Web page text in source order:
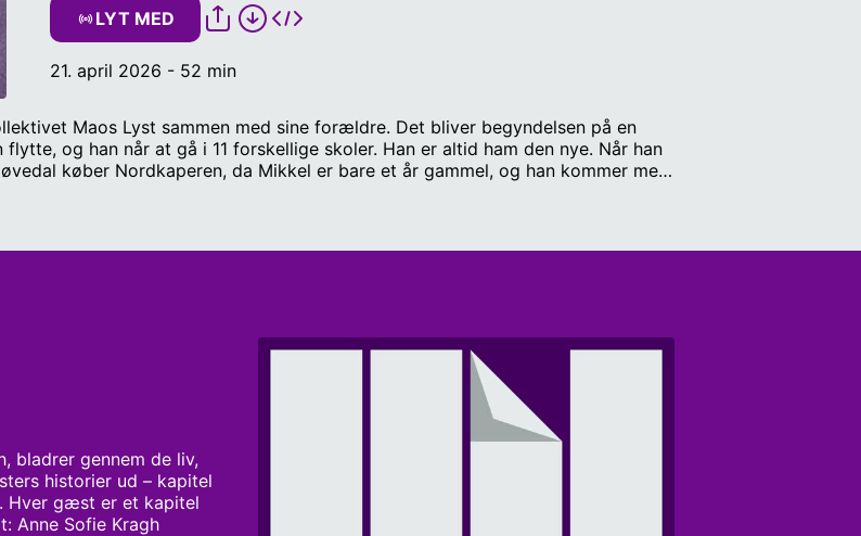
LYT MED
21. april 2026 - 52 min
Maos Lyst sammen med sine forældre. Det bliver begyndelsen på en
og han når at gå i 11 forskellige skoler. Han er altid ham den nye. Når han
køber Nordkaperen, da Mikkel er bare et år gammel, og han kommer med
bladrer gennem de liv,
historier ud – kapitel
Hver gæst er et kapitel
Anne Sofie Kragh